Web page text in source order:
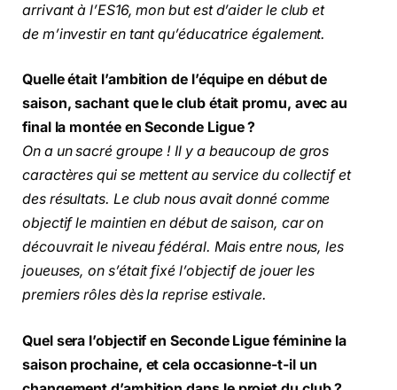
arrivant à l’ES16, mon but est d’aider le club et
de m’investir en tant qu’éducatrice également.
Quelle était l’ambition de l’équipe en début de
saison, sachant que le club était promu, avec au
final la montée en Seconde Ligue ?
On a un sacré groupe ! Il y a beaucoup de gros
caractères qui se mettent au service du collectif et
des résultats. Le club nous avait donné comme
objectif le maintien en début de saison, car on
découvrait le niveau fédéral. Mais entre nous, les
joueuses, on s’était fixé l’objectif de jouer les
premiers rôles dès la reprise estivale.
Quel sera l’objectif en Seconde Ligue féminine la
saison prochaine, et cela occasionne-t-il un